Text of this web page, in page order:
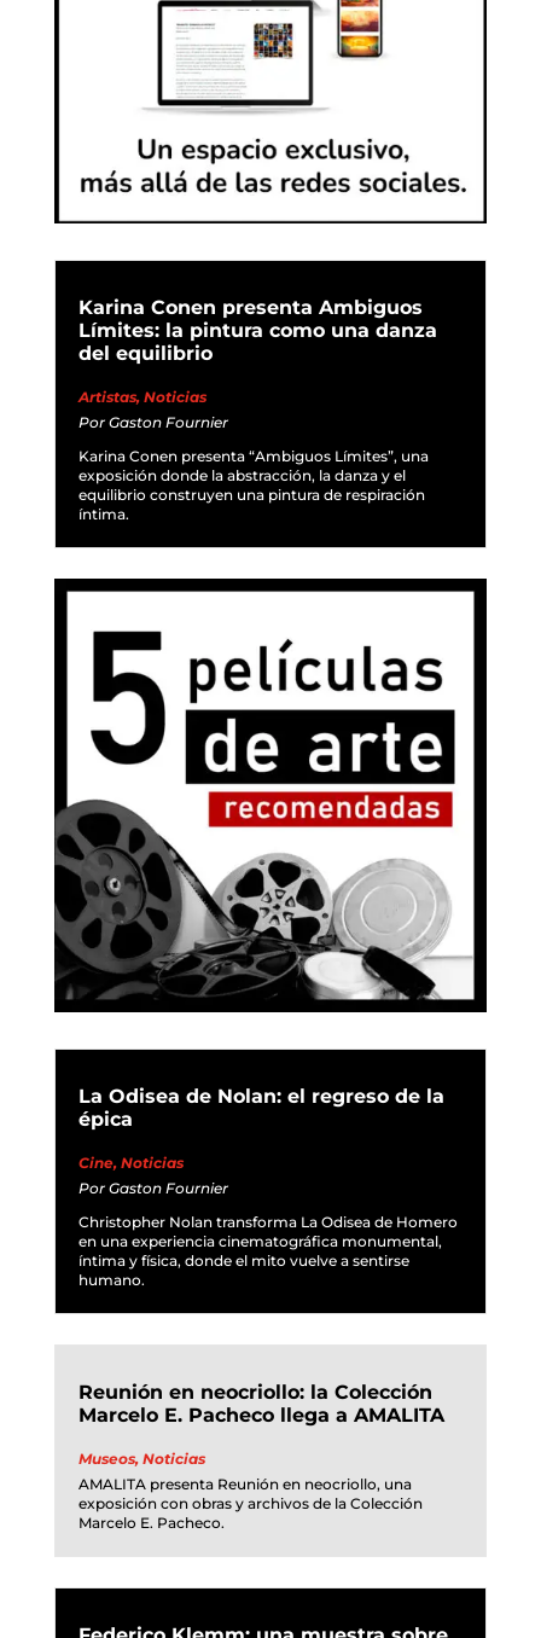
Karina Conen presenta Ambiguos
Límites: la pintura como una danza
del equilibrio
Artistas, Noticias
Por Gaston Fournier
Karina Conen presenta “Ambiguos Límites”, una
exposición donde la abstracción, la danza y el
equilibrio construyen una pintura de respiración
íntima.
La Odisea de Nolan: el regreso de la
épica
Cine, Noticias
Por Gaston Fournier
Christopher Nolan transforma La Odisea de Homero
en una experiencia cinematográfica monumental,
íntima y física, donde el mito vuelve a sentirse
humano.
Reunión en neocriollo: la Colección
Marcelo E. Pacheco llega a AMALITA
Museos, Noticias
AMALITA presenta Reunión en neocriollo, una
exposición con obras y archivos de la Colección
Marcelo E. Pacheco.